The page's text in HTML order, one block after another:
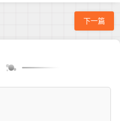
下一篇